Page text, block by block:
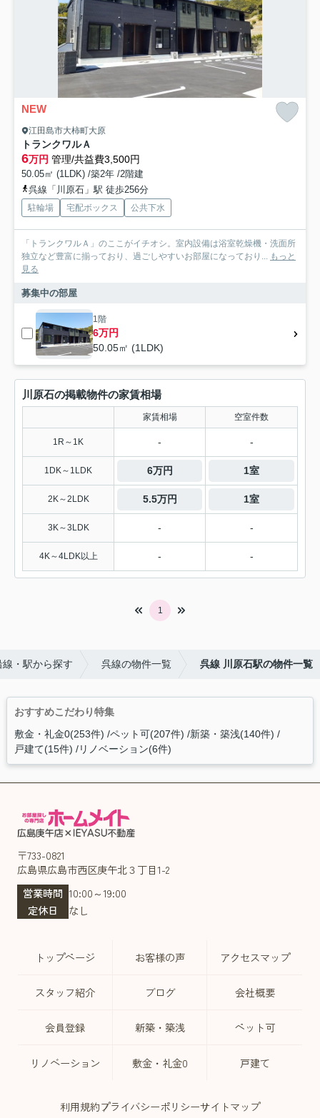
NEW
江田島市大柿町大原
トランクワルＡ
6万円 管理/共益費3,500円
50.05㎡ (1LDK) /築2年 /2階建
呉線「川原石」駅 徒歩256分
駐輪場 宅配ボックス 公共下水
「トランクワルＡ」のここがイチオシ。室内設備は浴室乾燥機・洗面所
独立など豊富に揃っており、過ごしやすいお部屋になっており...
もっと
見る
募集中の部屋
1階
6万円
50.05㎡ (1LDK)
川原石の掲載物件の家賃相場
家賃相場 空室件数
1R～1K - -
1DK～1LDK 6万円 1室
2K～2LDK 5.5万円 1室
3K～3LDK - -
4K～4LDK以上 - -
1
線・駅から探す 呉線の物件一覧 呉線 川原石駅の物件一覧
おすすめこだわり特集
敷金・礼金0(253件) ペット可(207件) 新築・築浅(140件)
戸建て(15件) リノベーション(6件)
〒733-0821
広島県広島市西区庚午北３丁目1-2
営業時間 10:00～19:00
定休日
なし
トップページ お客様の声 アクセスマップ
スタッフ紹介 ブログ 会社概要
会員登録 新築・築浅 ペット可
リノベーション 敷金・礼金0 戸建て
利用規約プライバシーポリシーサイトマップ